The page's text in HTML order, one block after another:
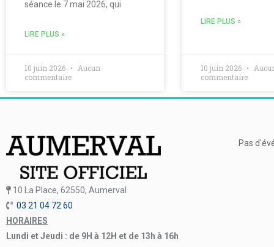
séance le 7 mai 2026, qui
LIRE PLUS »
10 juin 2026
Aucun
commentaire
LIRE PLUS »
10 juin 2026
commentaire
10 La Place, 62550, Aumerval
03 21 04 72 60
HORAIRES
Lundi et Jeudi : de 9H à 12H et de 13h à 16h
Pas